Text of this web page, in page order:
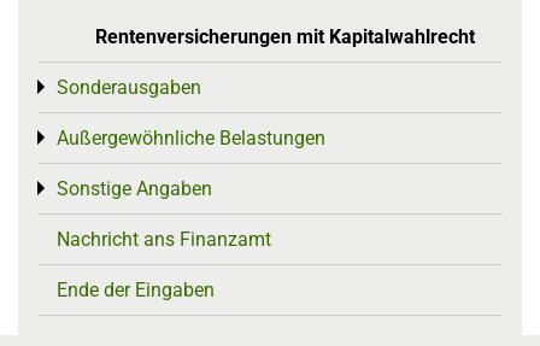
Rentenversicherungen mit Kapitalwahlrecht
Sonderausgaben
Toggle menu
Außergewöhnliche Belastungen
Toggle menu
Sonstige Angaben
Toggle menu
Nachricht ans Finanzamt
Ende der Eingaben